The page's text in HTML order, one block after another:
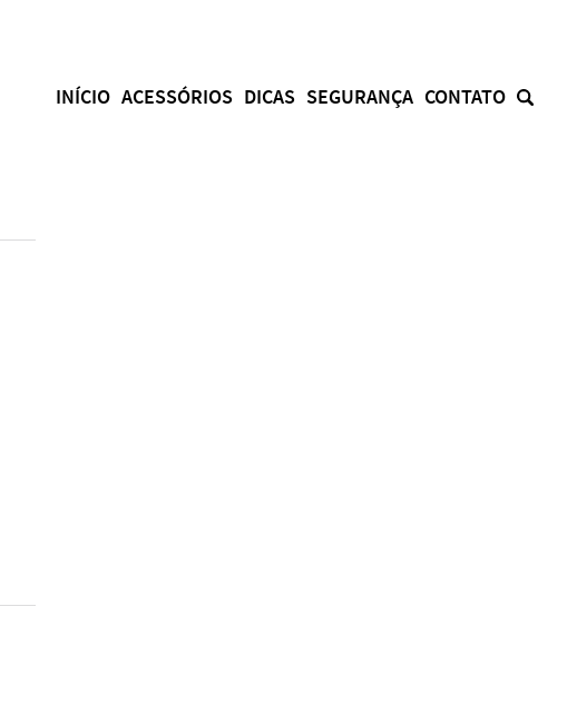
INÍCIO ACESSÓRIOS DICAS SEGURANÇA CONTATO